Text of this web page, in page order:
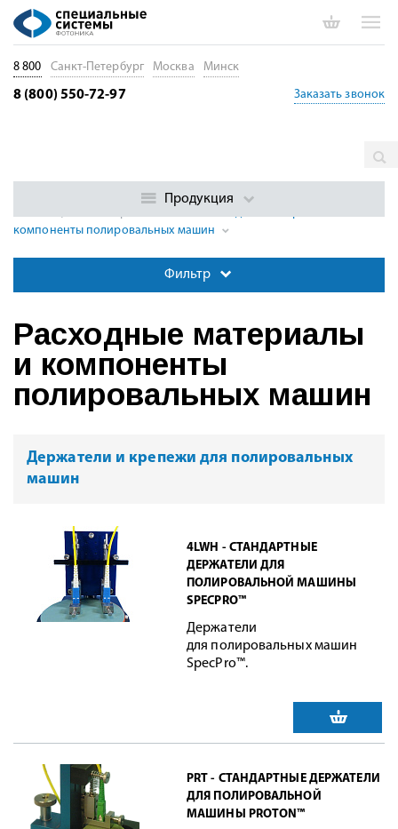
Оборудование для полировки оптических
компоненты полировальных машин
Фильтр
Расходные материалы
и компоненты
полировальных машин
Держатели и крепежи для полировальных
машин
4LWH - СТАНДАРТНЫЕ
ДЕРЖАТЕЛИ ДЛЯ
ПОЛИРОВАЛЬНОЙ МАШИНЫ
SPECPRO™
Держатели
для полировальных машин
SpecPro™.
PRT - СТАНДАРТНЫЕ ДЕРЖАТЕЛИ
ДЛЯ ПОЛИРОВАЛЬНОЙ
МАШИНЫ PROTON™
8 800 Санкт-Петербург Москва Минск
8 (800) 550-72-97 Заказать звонок
Продукция